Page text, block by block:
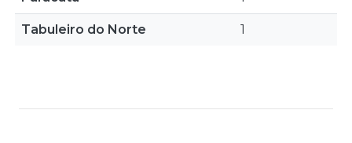
Tabuleiro do Norte 1